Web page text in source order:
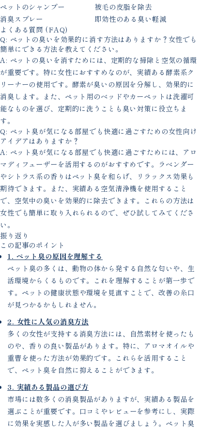
ペットのシャンプー
被毛の皮脂を除去
消臭スプレー
即効性のある臭い軽減
よくある質問 (FAQ)
Q: ペットの臭いを効果的に消す方法はありますか？女性でも
簡単にできる方法を教えてください。
A: ペットの臭いを消すためには、定期的な掃除と空気の循環
が重要です。特に女性におすすめなのが、実績ある酵素系ク
リーナーの使用です。酵素が臭いの原因を分解し、効果的に
消臭します。また、ペット用のベッドやカーペットは洗濯可
能なものを選び、定期的に洗うことも臭い対策に役立ちま
す。
Q: ペット臭が気になる部屋でも快適に過ごすための女性向け
アイデアはありますか？
A: ペット臭が気になる部屋でも快適に過ごすためには、アロ
マディフューザーを活用するのがおすすめです。ラベンダー
やシトラス系の香りはペット臭を和らげ、リラックス効果も
期待できます。また、実績ある空気清浄機を使用すること
で、空気中の臭いを効果的に除去できます。これらの方法は
女性でも簡単に取り入れられるので、ぜひ試してみてくださ
い。
振り返り
この記事のポイント
1. ペット臭の原因を理解する
ペット臭の多くは、動物の体から発する自然な匂いや、生
活環境からくるものです。これを理解することが第一歩で
す。ペットの健康状態や環境を見直すことで、改善の糸口
が見つかるかもしれません。
2. 女性に人気の消臭方法
多くの女性が支持する消臭方法には、自然素材を使ったも
のや、香りの良い製品があります。特に、アロマオイルや
重曹を使った方法が効果的です。これらを活用すること
で、ペット臭を自然に抑えることができます。
3. 実績ある製品の選び方
市場には数多くの消臭製品がありますが、実績ある製品を
選ぶことが重要です。口コミやレビューを参考にし、実際
に効果を実感した人が多い製品を選びましょう。ペット臭